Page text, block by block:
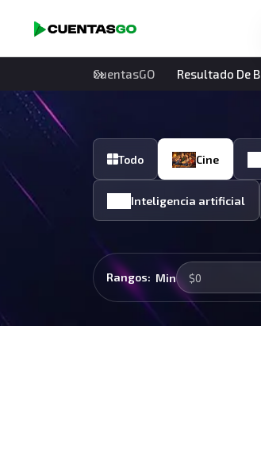
CuentasGO Resultado De
Todo Cine
Inteligencia artificial
Rangos: Min